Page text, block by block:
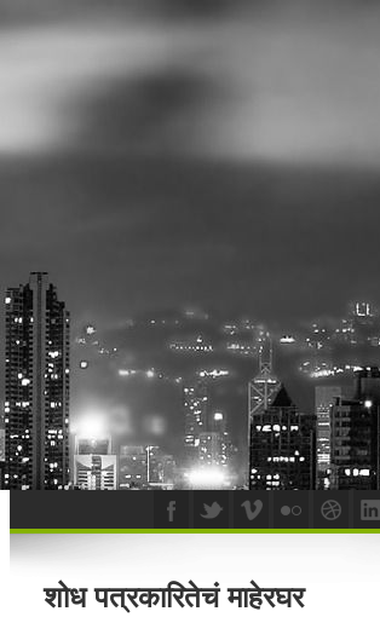
शोध पत्रकारितेचं माहेरघर